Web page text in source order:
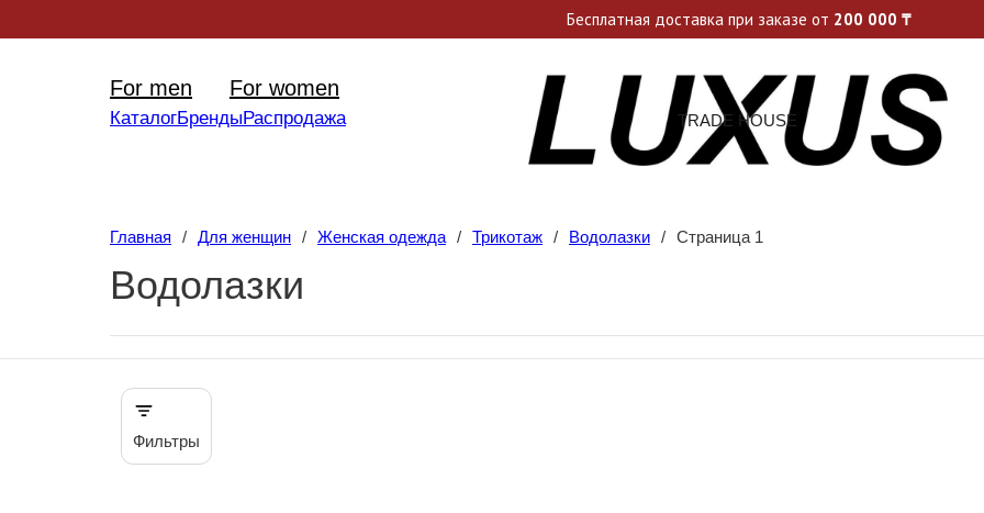
Уникальные акции и спецпредложения каждую неделю, не пропусти
For men For women
КаталогБрендыРаспродажа TRADE HOUSE
Главная / Для женщин / Женская одежда / Трикотаж / Водолазки / Страница 1
Водолазки
Фильтры
Бесплатная доставка при заказе от 200 000 ₸